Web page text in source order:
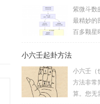
来起卦。
字（通常
上卦，后
位 2 为上
紫微斗数
最精妙的
百多颗星
循严格
安十四
流程与安
小六壬起卦方法
小六壬（
方法非常
算。您无